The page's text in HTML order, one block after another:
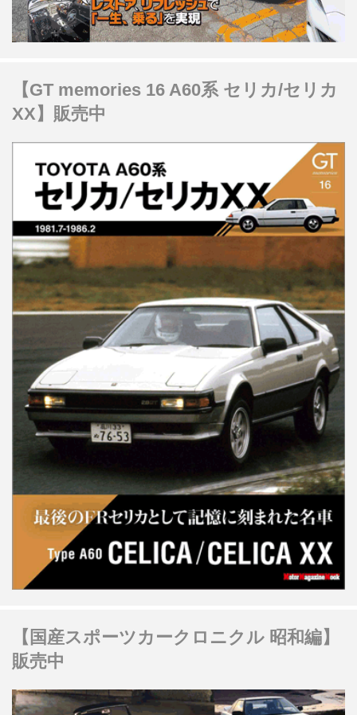
【GT memories 16 A60系 セリカ/セリカ
XX】販売中
【国産スポーツカークロニクル 昭和編】
販売中